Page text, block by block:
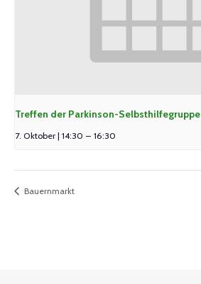
Treffen der Parkinson-Selbsthilfegruppe
7. Oktober | 14:30 – 16:30
Bauernmarkt